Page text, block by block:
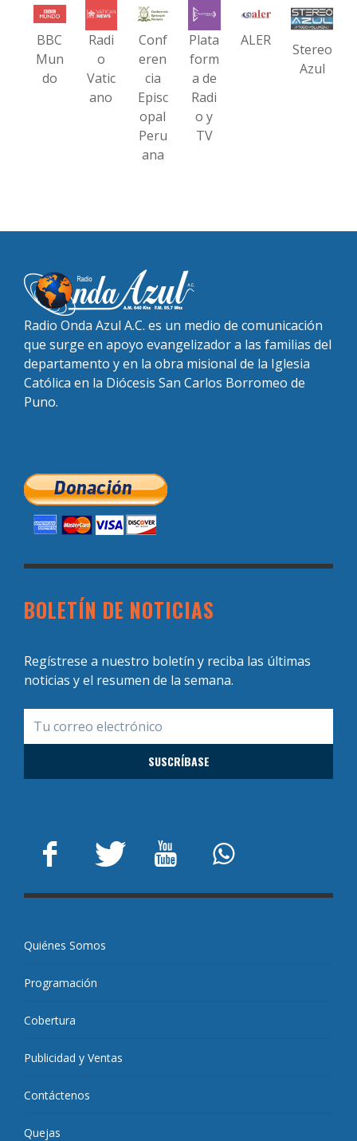
BBC
Mun
do
Radi
o
Vatic
ano
Conf
eren
cia
Episc
opal
Peru
ana
Plata
form
a de
Radi
o y
TV
ALER
Stereo
Azul
Radio Onda Azul A.C. es un medio de comunicación
que surge en apoyo evangelizador a las familias del
departamento y en la obra misional de la Iglesia
Católica en la Diócesis San Carlos Borromeo de
Puno.
BOLETÍN DE NOTICIAS
Regístrese a nuestro boletín y reciba las últimas
noticias y el resumen de la semana.
Quiénes Somos
Programación
Cobertura
Publicidad y Ventas
Contáctenos
Quejas